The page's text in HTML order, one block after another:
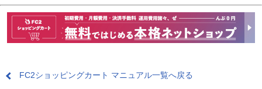
FC2ショッピングカート マニュアル一覧へ戻る